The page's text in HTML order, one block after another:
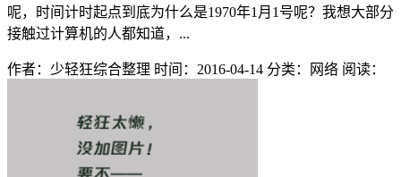
呢，时间计时起点到底为什么是1970年1月1号呢？我想大部分
接触过计算机的人都知道，...
作者：少轻狂综合整理 时间：2016-04-14 分类：网络 阅读：